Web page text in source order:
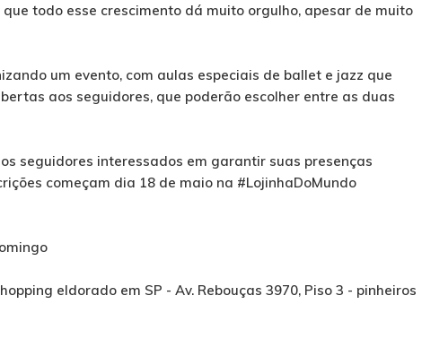
que todo esse crescimento dá muito orgulho, apesar de muito
um evento, com aulas especiais de ballet e jazz que
aos seguidores, que poderão escolher entre as duas
seguidores interessados em garantir suas presenças
começam dia 18 de maio na #LojinhaDoMundo
eldorado em SP - Av. Rebouças 3970, Piso 3 - pinheiros